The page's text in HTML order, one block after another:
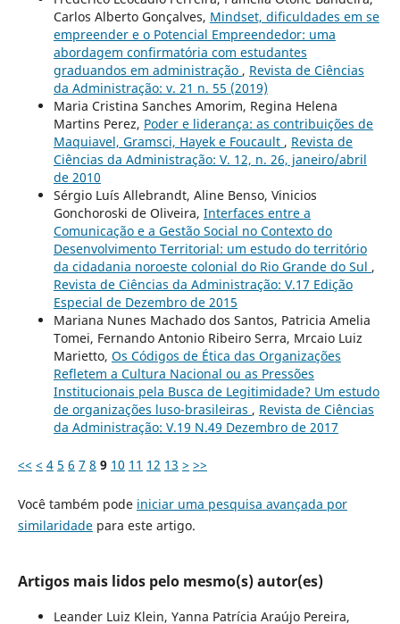
Carlos Alberto Gonçalves, Mindset, dificuldades em se
empreender e o Potencial Empreendedor: uma
abordagem confirmatória com estudantes
graduandos em administração , Revista de Ciências
da Administração: v. 21 n. 55 (2019)
Maria Cristina Sanches Amorim, Regina Helena
Martins Perez, Poder e liderança: as contribuições de
Maquiavel, Gramsci, Hayek e Foucault , Revista de
Ciências da Administração: V. 12, n. 26, janeiro/abril
de 2010
Sérgio Luís Allebrandt, Aline Benso, Vinicios
Gonchoroski de Oliveira, Interfaces entre a
Comunicação e a Gestão Social no Contexto do
Desenvolvimento Territorial: um estudo do território
da cidadania noroeste colonial do Rio Grande do Sul ,
Revista de Ciências da Administração: V.17 Edição
Especial de Dezembro de 2015
Mariana Nunes Machado dos Santos, Patricia Amelia
Tomei, Fernando Antonio Ribeiro Serra, Mrcaio Luiz
Marietto, Os Códigos de Ética das Organizações
Refletem a Cultura Nacional ou as Pressões
Institucionais pela Busca de Legitimidade? Um estudo
de organizações luso-brasileiras , Revista de Ciências
da Administração: V.19 N.49 Dezembro de 2017
<< < 4 5 6 7 8 9 10 11 12 13 > >>
Você também pode iniciar uma pesquisa avançada por
similaridadepara este artigo.
Artigos mais lidos pelo mesmo(s) autor(es)
Leander Luiz Klein, Yanna Patrícia Araújo Pereira,